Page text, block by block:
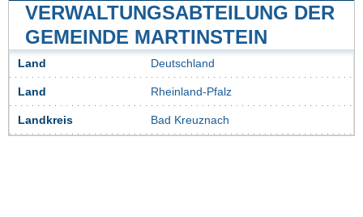
VERWALTUNGSABTEILUNG DER
GEMEINDE MARTINSTEIN
Land Deutschland
Land Rheinland-Pfalz
Landkreis Bad Kreuznach